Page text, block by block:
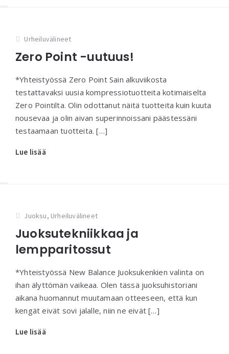
Urheiluvälineet
Zero Point -uutuus!
*Yhteistyössä Zero Point Sain alkuviikosta
testattavaksi uusia kompressiotuotteita kotimaiselta
Zero Pointilta. Olin odottanut näitä tuotteita kuin kuuta
nousevaa ja olin aivan superinnoissani päästessäni
testaamaan tuotteita. […]
Lue lisää
Juoksu, Urheiluvälineet
Juoksutekniikkaa ja
lempparitossut
*Yhteistyössä New Balance Juoksukenkien valinta on
ihan älyttömän vaikeaa. Olen tässä juoksuhistoriani
aikana huomannut muutamaan otteeseen, että kun
kengät eivät sovi jalalle, niin ne eivät […]
Lue lisää